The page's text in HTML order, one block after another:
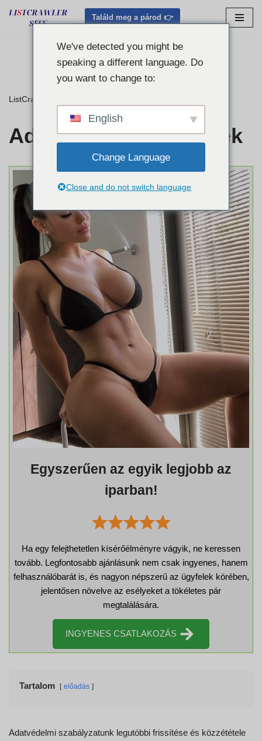
Találd meg a párod 👉
ListCrawler
Adatvédelmi irányelvek
Egyszerűen az egyik legjobb az
iparban!
Ha egy felejthetetlen kísérőélményre vágyik, ne keressen
tovább. Legfontosabb ajánlásunk nem csak ingyenes, hanem
felhasználóbarát is, és nagyon népszerű az ügyfelek körében,
jelentősen növelve az esélyeket a tökéletes pár
megtalálására.
INGYENES CSATLAKOZÁS
Tartalom előadás
Adatvédelmi szabályzatunk legutóbbi frissítése és közzététele
We've detected you might be
speaking a different language. Do
you want to change to:
English
Change Language
Close and do not switch language